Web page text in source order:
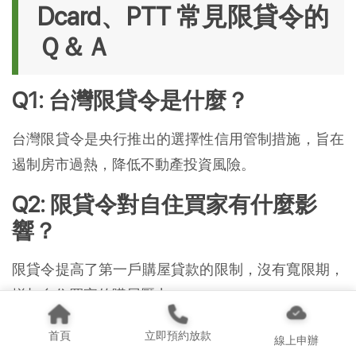
首頁 立即預約放款 線上申辦
Dcard、PTT 常見限貸令的
Ｑ＆Ａ
Q1: 台灣限貸令是什麼？
台灣限貸令是央行推出的選擇性信用管制措施，旨在
遏制房市過熱，降低不動產投資風險。
Q2: 限貸令對自住買家有什麼影
響？
限貸令提高了第一戶購屋貸款的限制，沒有寬限期，
增加自住買家的購屋壓力。
Q3:697 來就吉借錢網
如何幫助借